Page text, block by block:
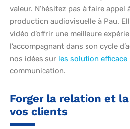
valeur. N’hésitez pas à faire appel
production audiovisuelle à Pau.
vidéo d’offrir une meilleure
l’accompagnant dans son cycle
nos idées sur les solution
communication.
Forger la relation et
vos clients